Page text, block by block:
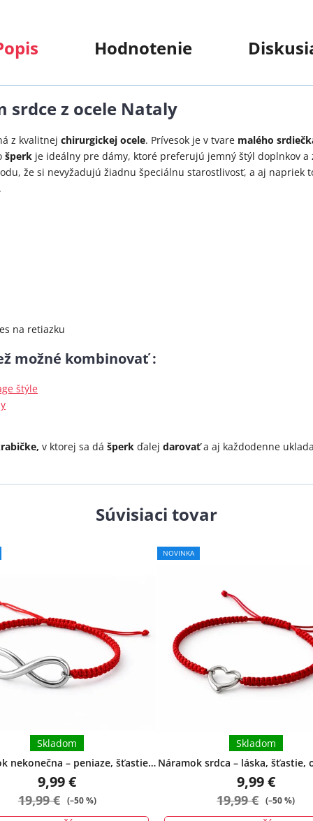
Hodnotenie
srdce z ocele Nataly
z kvalitnej chirurgickej ocele. Prívesok je v tvare malého
šperk je ideálny pre dámy, ktoré preferujú jemný štýl doplnkov
že si nevyžadujú žiadnu špeciálnu starostlivosť, a aj napriek
.
na retiazku
možné kombinovať :
štýle
v ktorej sa dá šperk ďalej darovaťa aj každodenne
Súvisiaci tovar
nekonečna – peniaze, šťastie,
ochrana - veľký
Skladom
9,99 €
19,99 € (–50 %)
NOVINKA
Náramok srdca – láska, šťastie,
malý
Skladom
9,99 €
19,99 € (–50 %)